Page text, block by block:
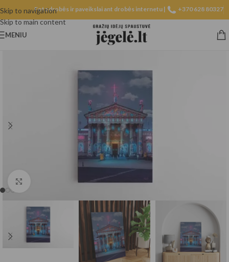
Skip to navigation
Skip to main content
Fotodrobės ir paveikslai ant drobės internetu | +370 628 80327
MENIU
Spustelėkite, norėdami padidinti